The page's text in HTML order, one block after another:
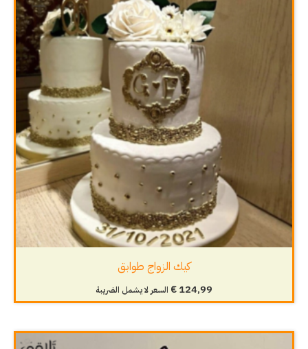
كيك الزواج طوابق
€124,99 السعر لا يشمل الضريبة